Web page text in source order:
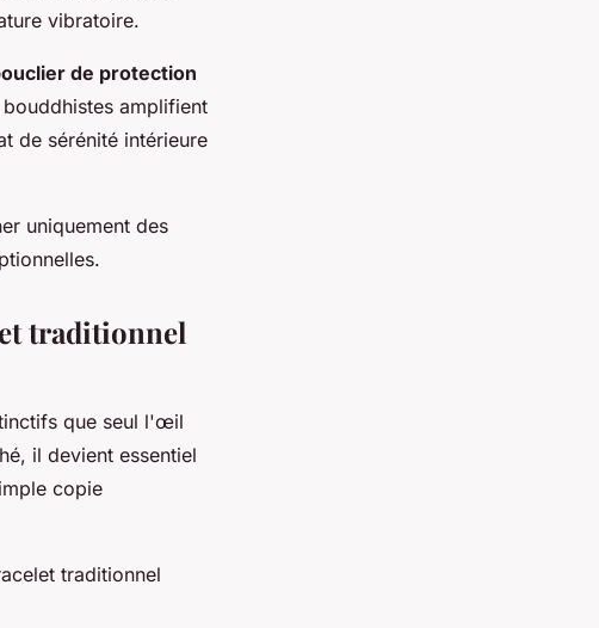
vibratoire.
de protection
amplifient
de sérénité intérieure
uniquement des
traditionnel
que seul l'œil
il devient essentiel
copie
traditionnel